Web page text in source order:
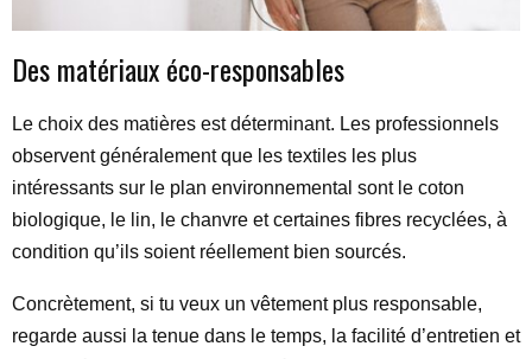
Des matériaux éco-responsables
Le choix des matières est déterminant. Les professionnels
observent généralement que les textiles les plus
intéressants sur le plan environnemental sont le coton
biologique, le lin, le chanvre et certaines fibres recyclées, à
condition qu’ils soient réellement bien sourcés.
Concrètement, si tu veux un vêtement plus responsable,
regarde aussi la tenue dans le temps, la facilité d’entretien et